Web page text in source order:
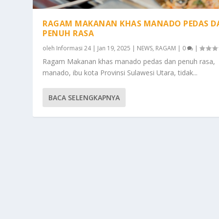
RAGAM MAKANAN KHAS MANADO PEDAS
PENUH RASA
oleh Informasi 24| Jan 19, 2025 | NEWS, RAGAM | 0 |
Ragam Makanan khas manado pedas dan penuh rasa,
manado, ibu kota Provinsi Sulawesi Utara, tidak...
BACA SELENGKAPNYA